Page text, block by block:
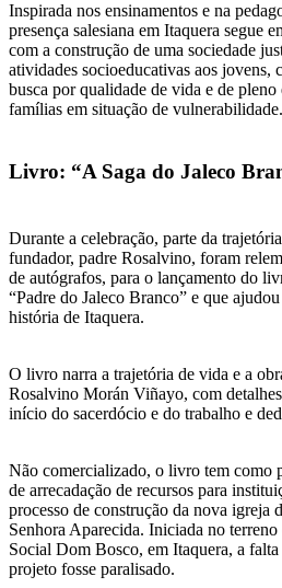
Inspirada nos ensinamentos e na
presença salesiana em Itaquera segue
com a construção de uma sociedade
atividades socioeducativas aos jovens,
busca por qualidade de vida e de
famílias em situação de vulnerabilidade.
Livro: “A Saga do Jaleco
Durante a celebração, parte da
fundador, padre Rosalvino, foram
de autógrafos, para o lançamento do
“Padre do Jaleco Branco” e que
história de Itaquera.
O livro narra a trajetória de vida e a
Rosalvino Morán Viñayo, com
início do sacerdócio e do trabalho e
Não comercializado, o livro tem como
de arrecadação de recursos para
processo de construção da nova igreja
Senhora Aparecida. Iniciada no terreno
Social Dom Bosco, em Itaquera, a
projeto fosse paralisado.